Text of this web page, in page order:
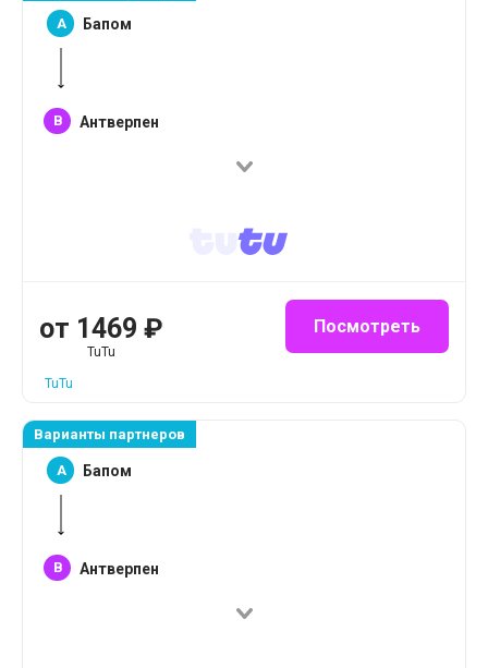
A Бапом
B Антверпен
от 1469 ₽
TuTu
Посмотреть
TuTu
Варианты партнеров
A Бапом
B Антверпен